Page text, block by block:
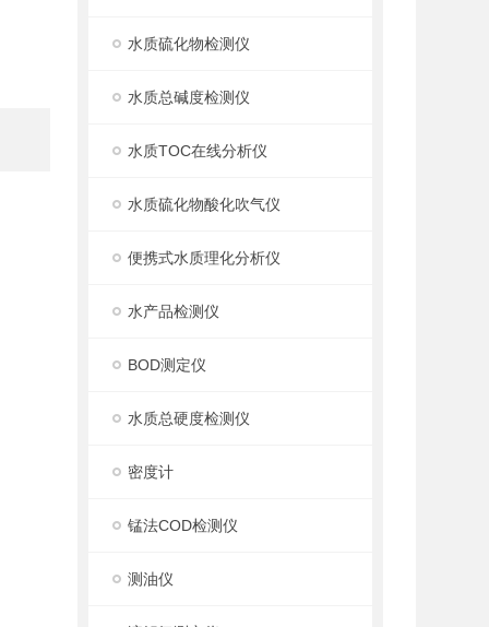
水质硫化物检测仪
水质总碱度检测仪
水质TOC在线分析仪
水质硫化物酸化吹气仪
便携式水质理化分析仪
水产品检测仪
BOD测定仪
水质总硬度检测仪
密度计
锰法COD检测仪
测油仪